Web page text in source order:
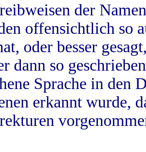
der
offensichtlich so
oder besser
dann so
Sprache in
erkannt wurde,